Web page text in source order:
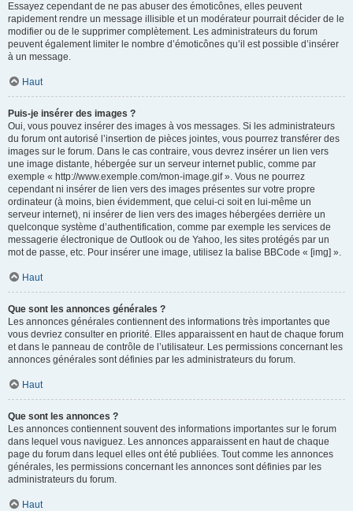
Essayez cependant de ne pas abuser des émoticônes, elles peuvent
rapidement rendre un message illisible et un modérateur pourrait décider de le
modifier ou de le supprimer complètement. Les administrateurs du forum
peuvent également limiter le nombre d’émoticônes qu’il est possible d’insérer
à un message.
Haut
Puis-je insérer des images ?
Oui, vous pouvez insérer des images à vos messages. Si les administrateurs
du forum ont autorisé l’insertion de pièces jointes, vous pourrez transférer des
images sur le forum. Dans le cas contraire, vous devrez insérer un lien vers
une image distante, hébergée sur un serveur internet public, comme par
exemple « http://www.exemple.com/mon-image.gif ». Vous ne pourrez
cependant ni insérer de lien vers des images présentes sur votre propre
ordinateur (à moins, bien évidemment, que celui-ci soit en lui-même un
serveur internet), ni insérer de lien vers des images hébergées derrière un
quelconque système d’authentification, comme par exemple les services de
messagerie électronique de Outlook ou de Yahoo, les sites protégés par un
mot de passe, etc. Pour insérer une image, utilisez la balise BBCode « [img] ».
Haut
Que sont les annonces générales ?
Les annonces générales contiennent des informations très importantes que
vous devriez consulter en priorité. Elles apparaissent en haut de chaque forum
et dans le panneau de contrôle de l’utilisateur. Les permissions concernant les
annonces générales sont définies par les administrateurs du forum.
Haut
Que sont les annonces ?
Les annonces contiennent souvent des informations importantes sur le forum
dans lequel vous naviguez. Les annonces apparaissent en haut de chaque
page du forum dans lequel elles ont été publiées. Tout comme les annonces
générales, les permissions concernant les annonces sont définies par les
administrateurs du forum.
Haut